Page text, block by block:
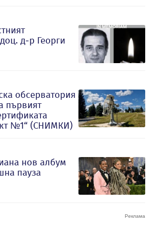
д-р Георги
обсерватория
първият
№1“ (СНИМКИ)
нов албум
пауза